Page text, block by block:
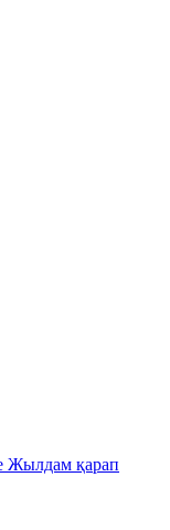
Жылдам қарап